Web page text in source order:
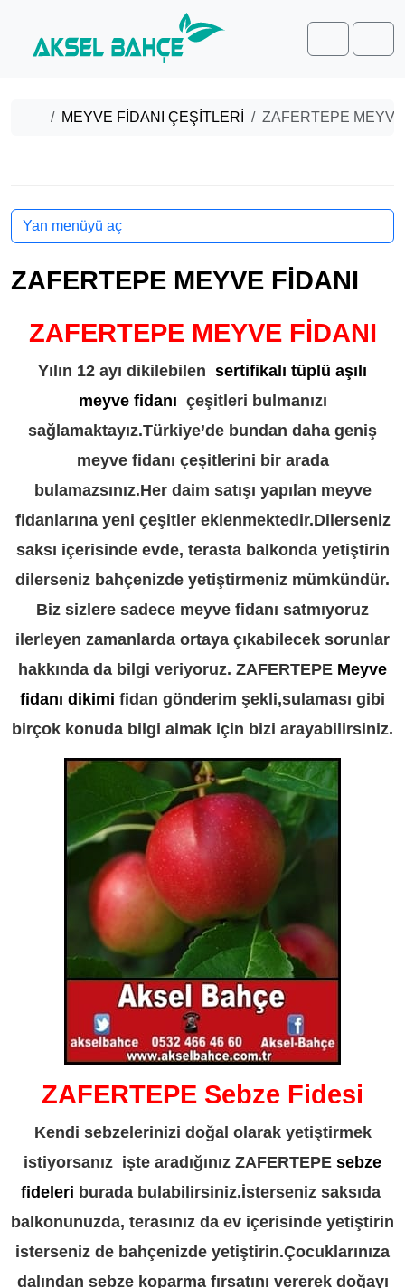
Cart
Home
MEYVE FİDANI ÇEŞİTLERİ ZAFERTEPE
ZAFERTEPE MEYVE FİDANI
ZAFERTEPE MEYVE FİDANI
Yılın 12 ayı dikilebilen sertifikalı tüplü aşılı
meyve fidanı çeşitleri bulmanızı
sağlamaktayız.Türkiye’de bundan daha geniş
meyve fidanı çeşitlerini bir arada
bulamazsınız.Her daim satışı yapılan meyve
fidanlarına yeni çeşitler eklenmektedir.Dilerseniz
saksı içerisinde evde, terasta balkonda yetiştirin
dilerseniz bahçenizde yetiştirmeniz mümkündür.
Biz sizlere sadece meyve fidanı satmıyoruz
ilerleyen zamanlarda ortaya çıkabilecek sorunlar
hakkında da bilgi veriyoruz. ZAFERTEPE Meyve
fidanı dikimi fidan gönderim şekli,sulaması gibi
birçok konuda bilgi almak için bizi arayabilirsiniz.
ZAFERTEPE Sebze Fidesi
Kendi sebzelerinizi doğal olarak yetiştirmek
istiyorsanız işte aradığınız ZAFERTEPE sebze
fideleri burada bulabilirsiniz.İsterseniz saksıda
balkonunuzda, terasınız da ev içerisinde yetiştirin
isterseniz de bahçenizde yetiştirin.Çocuklarınıza
dalından sebze koparma fırsatını vererek doğayı
Yan menüyü aç